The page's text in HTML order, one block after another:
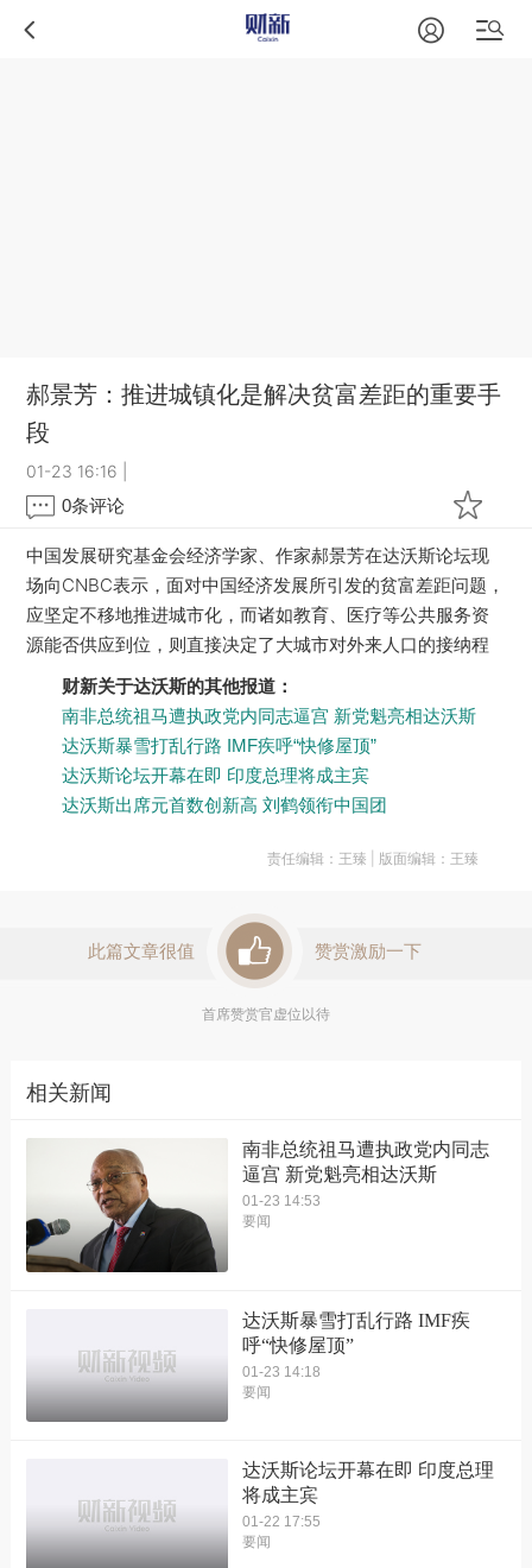
郝景芳：推进城镇化是解决贫富差距的重要手
段
01-23 16:16
0条评论
中国发展研究基金会经济学家、作家郝景芳在达沃斯论坛现
场向CNBC表示，面对中国经济发展所引发的贫富差距问题，
应坚定不移地推进城市化，而诸如教育、医疗等公共服务资
源能否供应到位，则直接决定了大城市对外来人口的接纳程
财新关于达沃斯的其他报道：
南非总统祖马遭执政党内同志逼宫 新党魁亮相达沃斯
达沃斯暴雪打乱行路 IMF疾呼“快修屋顶”
达沃斯论坛开幕在即 印度总理将成主宾
达沃斯出席元首数创新高 刘鹤领衔中国团
责任编辑：王臻 | 版面编辑：王臻
此篇文章很值 赞赏激励一下
首席赞赏官虚位以待
相关新闻
南非总统祖马遭执政党内同志
逼宫 新党魁亮相达沃斯
01-23 14:53
要闻
达沃斯暴雪打乱行路 IMF疾
呼“快修屋顶”
01-23 14:18
要闻
达沃斯论坛开幕在即 印度总理
将成主宾
01-22 17:55
要闻